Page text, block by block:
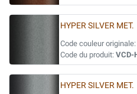
HYPER SILVER MET.
Code couleur originale:
Code du produit: VCD-
HYPER SILVER MET.